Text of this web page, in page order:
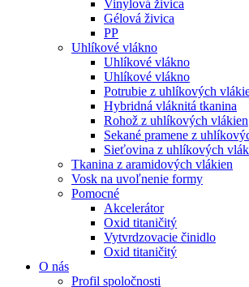
Vinylová živica
Gélová živica
PP
Uhlíkové vlákno
Uhlíkové vlákno
Uhlíkové vlákno
Potrubie z uhlíkových
Hybridná vláknitá tkanina
Rohož z uhlíkových vlákien
Sekané pramene z
Sieťovina z uhlíkových
Tkanina z aramidových vlákien
Vosk na uvoľnenie formy
Pomocné
Akcelerátor
Oxid titaničitý
Vytvrdzovacie činidlo
Oxid titaničitý
O nás
Profil spoločnosti